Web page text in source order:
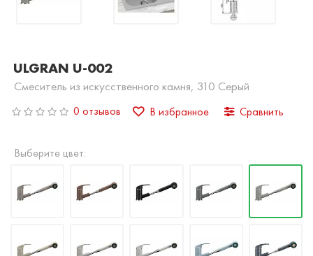
ULGRAN U-002
Смеситель из искусственного камня, 310 Серый
0 отзывов В избранное Сравнить
Выберите цвет: